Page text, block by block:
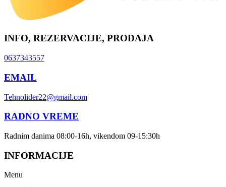
INFO, REZERVACIJE, PRODAJA
0637343557
EMAIL
Tehnolider22@gmail.com
RADNO VREME
Radnim danima 08:00-16h, vikendom 09-15:30h
INFORMACIJE
Menu